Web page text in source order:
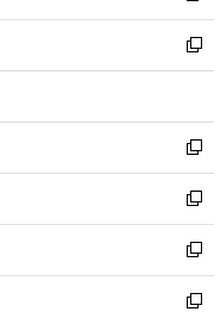
開
く
ウ
で
開
ン
ド
ウ
開
く
ウ
ィ
ン
ウ
で
開
く
し
い
ウ
ン
ド
ウ
で
開
く
新
し
ウ
ィ
ン
ド
ウ
で
開
く
新
し
い
ウ
ィ
ン
ド
新
し
い
ウ
ィ
新
し
い
新